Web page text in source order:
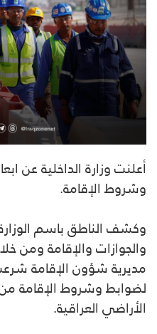
وشروط الإقامة.
وكشف الناطق باسم
والجوازات والإقامة ومن
لضوابط وشروط الإقامة
الأراضي العراقية.